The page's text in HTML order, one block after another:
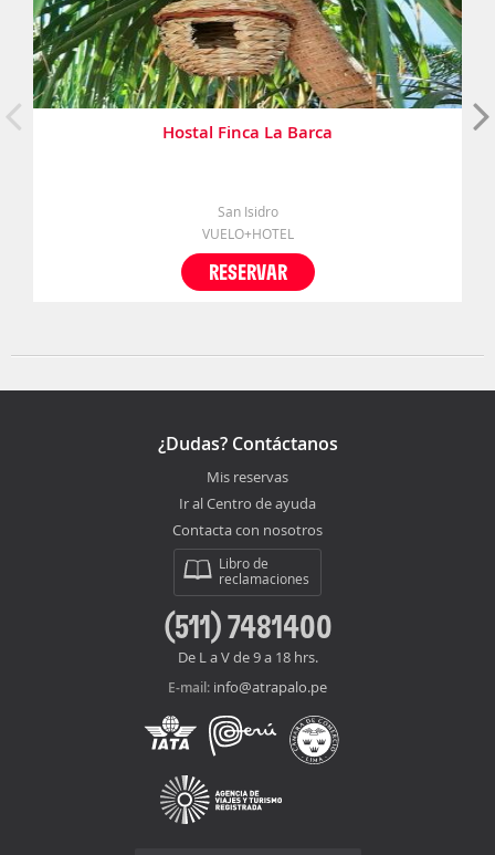
Hostal Finca La Barca
San Isidro
VUELO+HOTEL
RESERVAR
¿Dudas? Contáctanos
Mis reservas
Ir al Centro de ayuda
Contacta con nosotros
Libro de
reclamaciones
(511) 7481400
De L a V de 9 a 18 hrs.
E-mail: info@atrapalo.pe